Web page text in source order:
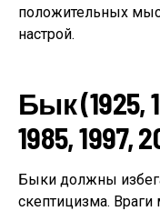
положительных
настрой.
Бык (1925,
1985, 1997,
Быки должны
скептицизма.